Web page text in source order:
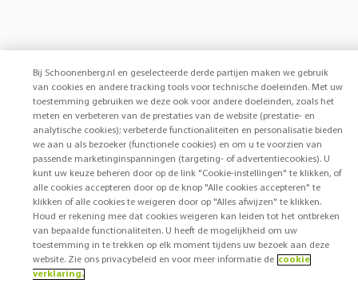
Bij Schoonenberg.nl en geselecteerde derde partijen maken we gebruik
van cookies en andere tracking tools voor technische doeleinden. Met uw
toestemming gebruiken we deze ook voor andere doeleinden, zoals het
meten en verbeteren van de prestaties van de website (prestatie- en
analytische cookies); verbeterde functionaliteiten en personalisatie bieden
we aan u als bezoeker (functionele cookies) en om u te voorzien van
passende marketinginspanningen (targeting- of advertentiecookies). U
kunt uw keuze beheren door op de link "Cookie-instellingen" te klikken, of
alle cookies accepteren door op de knop "Alle cookies accepteren" te
klikken of alle cookies te weigeren door op "Alles afwijzen" te klikken.
Houd er rekening mee dat cookies weigeren kan leiden tot het ontbreken
van bepaalde functionaliteiten. U heeft de mogelijkheid om uw
toestemming in te trekken op elk moment tijdens uw bezoek aan deze
website. Zie ons privacybeleid en voor meer informatie de cookie
verklaring.